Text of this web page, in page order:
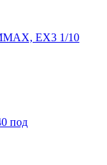
EX3 1/10